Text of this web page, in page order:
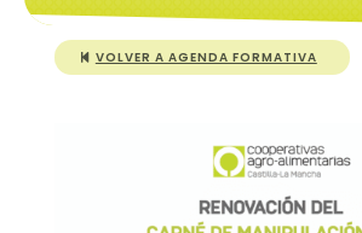
VOLVER A AGENDA FORMATIVA